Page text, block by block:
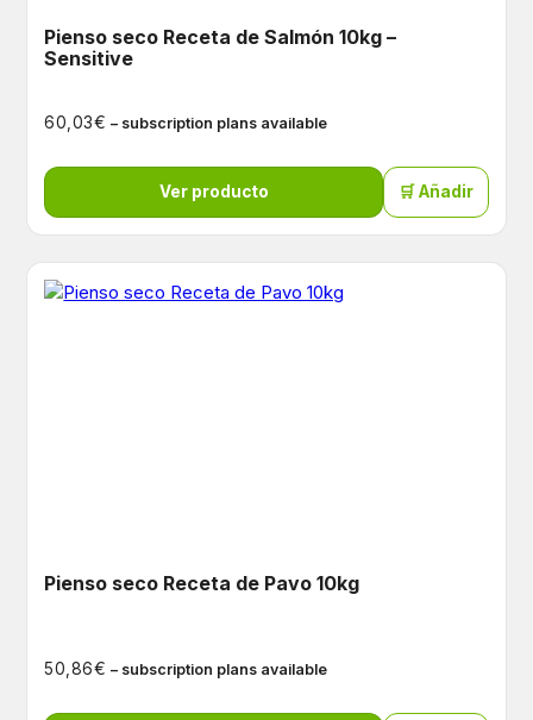
Pienso seco Receta de Salmón 10kg –
Sensitive
60,03€ – subscription plans available
Ver producto 🛒 Añadir
Pienso seco Receta de Pavo 10kg
50,86€ – subscription plans available